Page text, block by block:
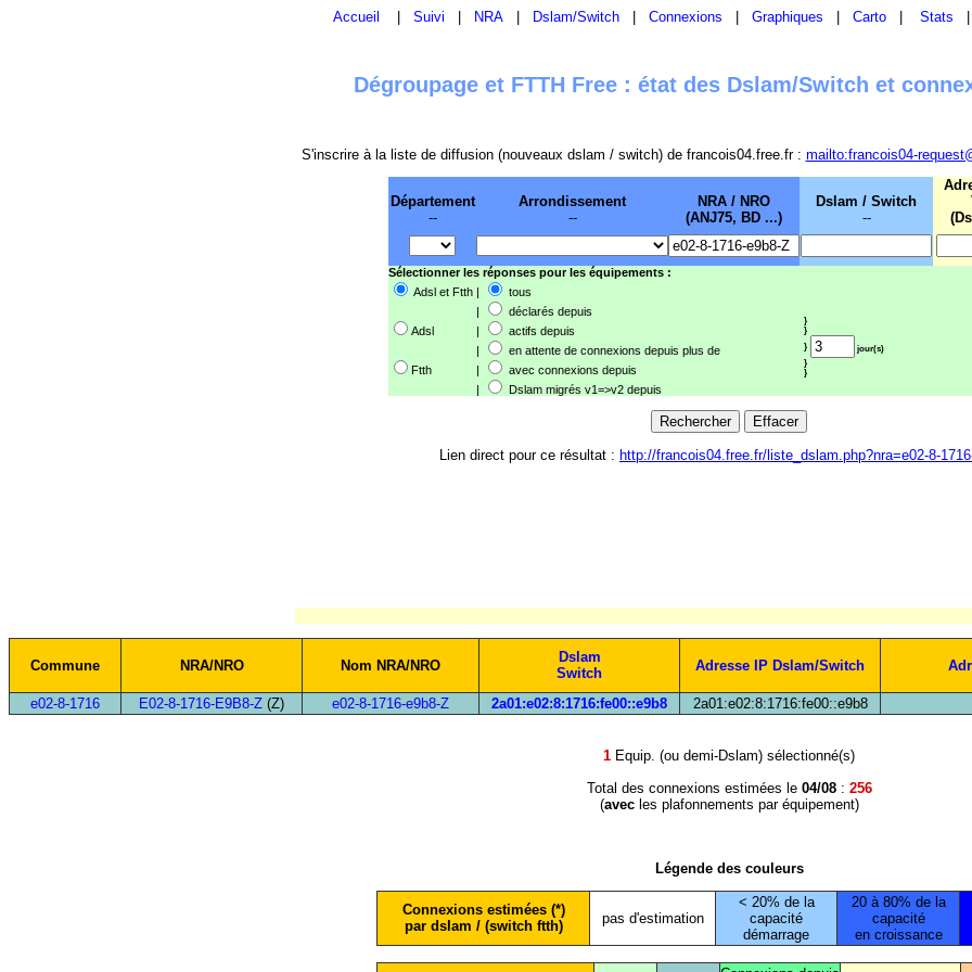
Accueil Suivi NRA Dslam/Switch Connexions Graphiques Carto Stats
Dégroupage et FTTH Free : état des Dslam/Switch et
S'inscrire à la liste de diffusion (nouveaux dslam / switch) de francois04.free.fr : mailto:francois04-
Département
--
Arrondissement
--
NRA / NRO
(ANJ75, BD ...)
Dslam / Switch
--
Sélectionner les réponses pour les équipements :
Adsl et Ftth |
tous
|
déclarés depuis
}
}
}
jour(s)
}
}
Adsl |
actifs depuis
|
en attente de connexions depuis plus de
Ftth
|
avec connexions depuis
|
Dslam migrés v1=>v2 depuis
Lien direct pour ce résultat : http://francois04.free.fr/liste_dslam.php?nra=e02-8-
Commune NRA/NRO Nom NRA/NRO
Dslam
Switch
Adresse IP Dslam/Switch
e02-8-1716
E02-8-1716-E9B8-Z (Z) e02-8-1716-e9b8-Z 2a01:e02:8:1716:fe00::e9b8 2a01:e02:8:1716:fe00::e9b8
1 Equip. (ou demi-Dslam) sélectionné(s)
Total des connexions estimées le 04/08: 256
(avecles plafonnements par équipement)
Légende des couleurs
Connexions estimées (*)
par dslam / (switch ftth)
pas d'estimation
< 20% de la
capacité
démarrage
20 à 80% de la
capacité
en croissance